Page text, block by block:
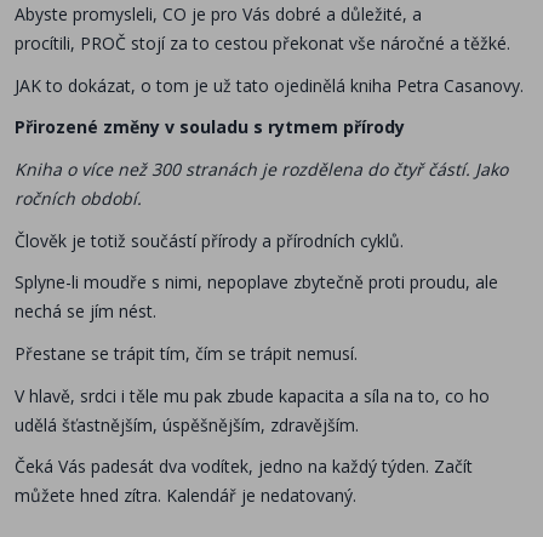
Abyste promysleli, CO je pro Vás dobré a důležité, a
procítili, PROČ stojí za to cestou překonat vše náročné a těžké.
JAK to dokázat, o tom je už tato ojedinělá kniha Petra Casanovy.
Přirozené změny v souladu s rytmem přírody
Kniha o více než 300 stranách je rozdělena do čtyř částí. Jako
ročních období.
Člověk je totiž součástí přírody a přírodních cyklů.
Splyne-li moudře s nimi, nepoplave zbytečně proti proudu, ale
nechá se jím nést.
Přestane se trápit tím, čím se trápit nemusí.
V hlavě, srdci i těle mu pak zbude kapacita a síla na to, co ho
udělá šťastnějším, úspěšnějším, zdravějším.
Čeká Vás padesát dva vodítek, jedno na každý týden. Začít
můžete hned zítra. Kalendář je nedatovaný.